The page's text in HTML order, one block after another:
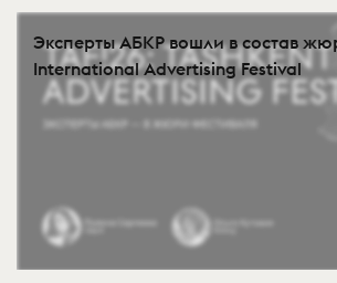
Эксперты АБКР вошли в состав
International Advertising Festival